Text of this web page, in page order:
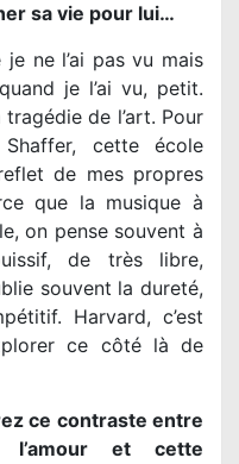
sa vie pour lui…
ne l’ai pas vu mais
je l’ai vu, petit.
tragédie de l’art. Pour
cette école
de mes propres
que la musique à
on pense souvent à
de très libre,
souvent la dureté,
Harvard, c’est
ce côté là de
ce contraste entre
l’amour et cette